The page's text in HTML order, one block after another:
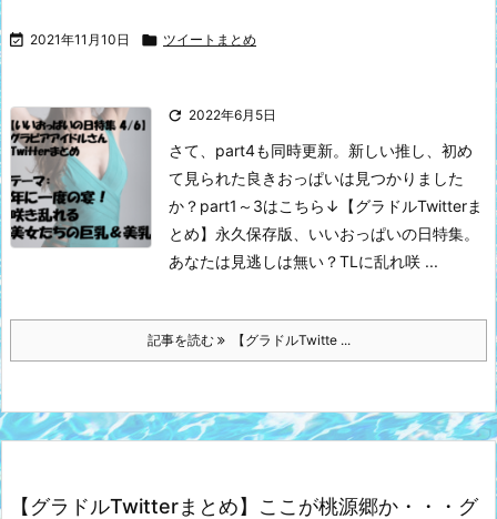
 2021年11月10日  ツイートまとめ
 2022年6月5日
さて、part4も同時更新。新しい推し、初め
て見られた良きおっぱいは見つかりました
か？ part1～3はこちら↓
【グラドルTwitterま
とめ】永久保存版、いいおっぱいの日特集。
あなたは見逃しは無い？TLに乱れ咲 ...
記事を読む 【グラドルTwitte ...
【グラドルTwitterまとめ】ここが桃源郷か・・・グ